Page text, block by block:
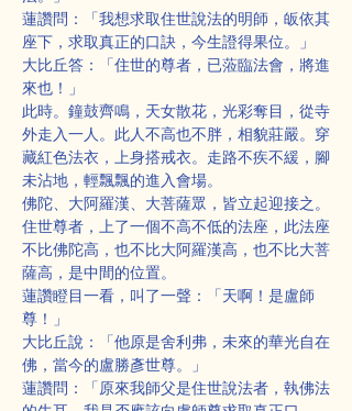
蓮讚問：「我想求取住世說法的明師，皈依其
座下，求取真正的口訣，今生證得果位。」
大比丘答：「住世的尊者，已蒞臨法會，將進
來也！」
此時。鐘鼓齊鳴，天女散花，光彩奪目，從寺
外走入一人。此人不高也不胖，相貌莊嚴。穿
藏紅色法衣，上身搭戒衣。走路不疾不緩，腳
未沾地，輕飄飄的進入會場。
佛陀、大阿羅漢、大菩薩眾，皆立起迎接之。
住世尊者，上了一個不高不低的法座，此法座
不比佛陀高，也不比大阿羅漢高，也不比大菩
薩高，是中間的位置。
蓮讚瞪目一看，叫了一聲：「天啊！是盧師
尊！」
大比丘說：「他原是舍利弗，未來的華光自在
佛，當今的盧勝彥世尊。」
蓮讚問：「原來我師父是住世說法者，執佛法